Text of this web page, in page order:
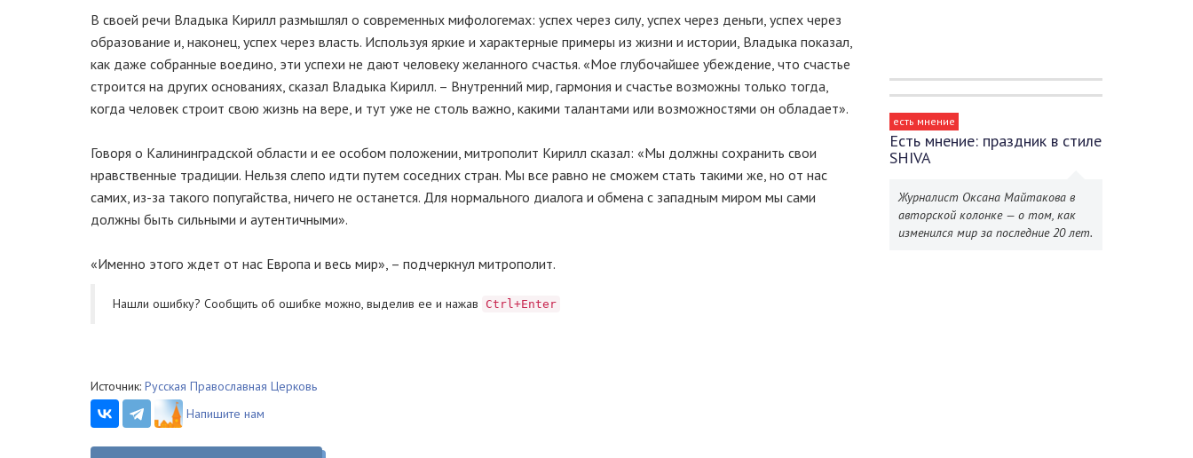
В своей речи Владыка Кирилл размышлял о современных мифологемах: успех через силу, успех через деньги, успех через
образование и, наконец, успех через власть. Используя яркие и характерные примеры из жизни и истории, Владыка показал,
как даже собранные воедино, эти успехи не дают человеку желанного счастья. «Мое глубочайшее убеждение, что счастье
строится на других основаниях, сказал Владыка Кирилл. – Внутренний мир, гармония и счастье возможны только тогда,
когда человек строит свою жизнь на вере, и тут уже не столь важно, какими талантами или возможностями он обладает».
Говоря о Калининградской области и ее особом положении, митрополит Кирилл сказал: «Мы должны сохранить свои
нравственные традиции. Нельзя слепо идти путем соседних стран. Мы все равно не сможем стать такими же, но от нас
самих, из-за такого попугайства, ничего не останется. Для нормального диалога и обмена с западным миром мы сами
должны быть сильными и аутентичными».
«Именно этого ждет от нас Европа и весь мир», – подчеркнул митрополит.
Нашли ошибку? Cообщить об ошибке можно, выделив ее и нажав Ctrl+Enter
Источник: Русская Православная Церковь
Напишите нам
есть мнение
Есть мнение: праздник в стиле
SHIVA
Журналист Оксана Майтакова в
авторской колонке — о том, как
изменился мир за последние 20 лет.